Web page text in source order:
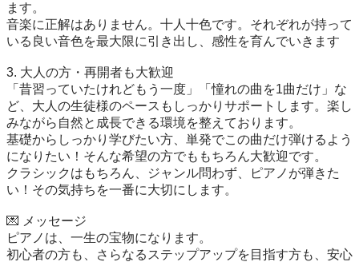
ます。
音楽に正解はありません。十人十色です。それぞれが持って
いる良い音色を最大限に引き出し、感性を育んでいきます
3. 大人の方・再開者も大歓迎
「昔習っていたけれどもう一度」「憧れの曲を1曲だけ」な
ど、大人の生徒様のペースもしっかりサポートします。楽し
みながら自然と成長できる環境を整えております。
基礎からしっかり学びたい方、単発でこの曲だけ弾けるよう
になりたい！そんな希望の方でももちろん大歓迎です。
クラシックはもちろん、ジャンル問わず、ピアノが弾きた
い！その気持ちを一番に大切にします。
💌 メッセージ
ピアノは、一生の宝物になります。
初心者の方も、さらなるステップアップを目指す方も、安心